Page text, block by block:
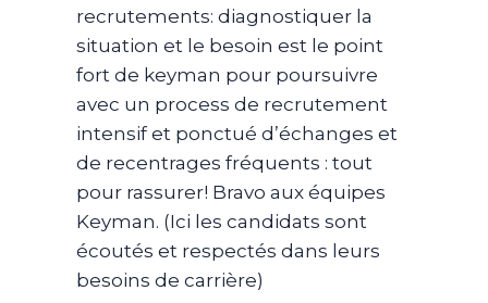
recrutements: diagnostiquer la
situation et le besoin est le point
fort de keyman pour poursuivre
avec un process de recrutement
intensif et ponctué d’échanges et
de recentrages fréquents : tout
pour rassurer! Bravo aux équipes
Keyman. (Ici les candidats sont
écoutés et respectés dans leurs
besoins de carrière)